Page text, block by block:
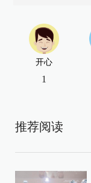
开心
1
推荐阅读